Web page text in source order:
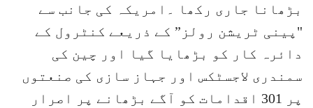
بڑھانا جاری رکھا ۔امریکہ کی جانب سے
"پینی ٹریشن رولز” کے ذریعے کنٹرول کے
دائرہ کار کو بڑھایا گیا اور چین کی
سمندری لاجسٹکس اور جہاز سازی کی صنعتوں
پر 301 اقدامات کو آگے بڑھانے پر اصرار